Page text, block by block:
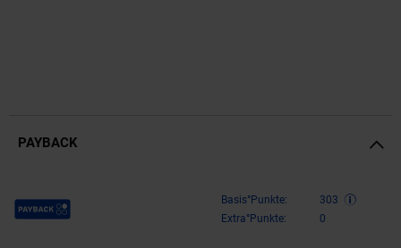
PAYBACK
Payback Punkte Basis°Punkte:
303
Extra°Punkte:
0